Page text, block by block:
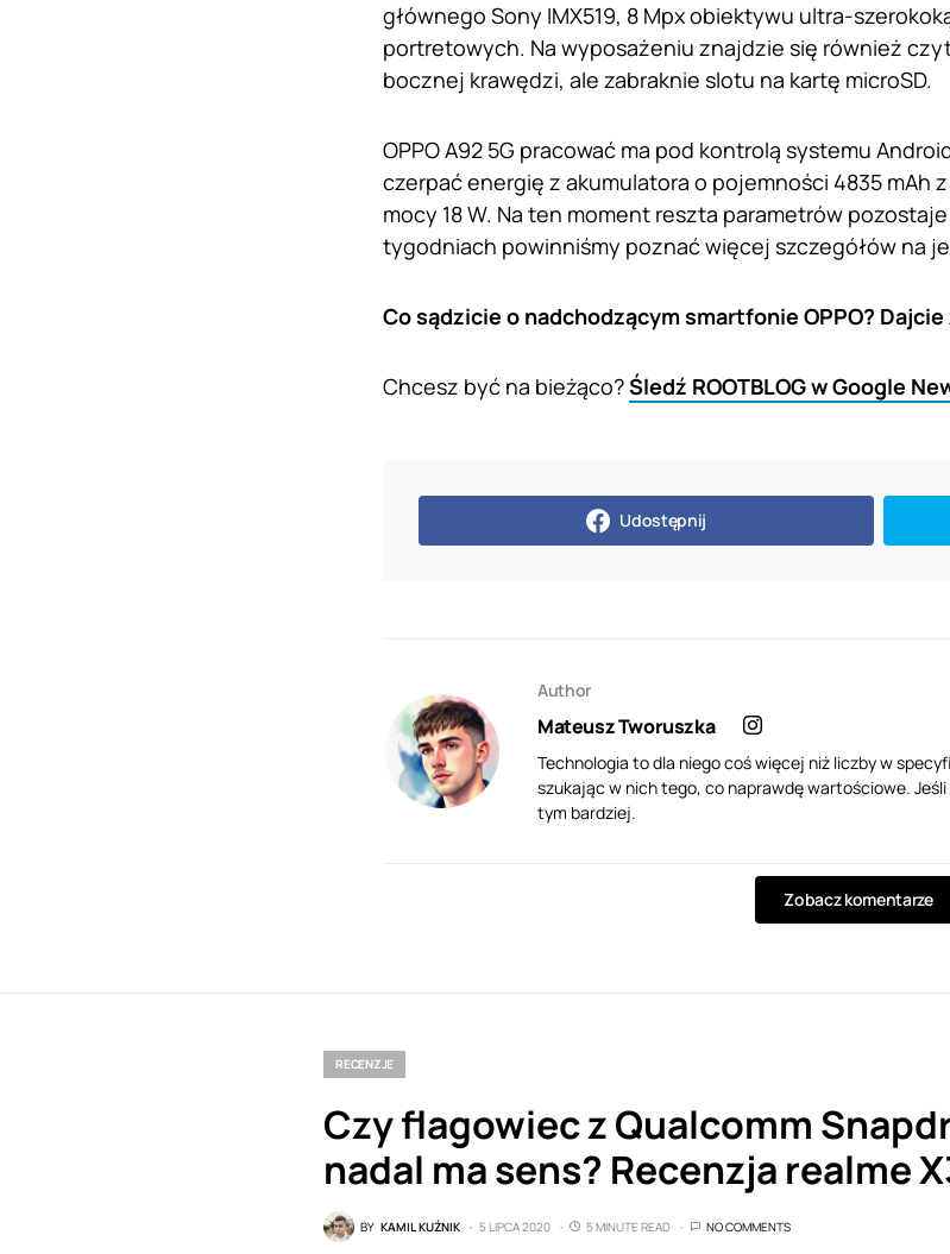
głównego Sony IMX519, 8 Mpx obiektywu ultra-
portretowych. Na wyposażeniu znajdzie się również
bocznej krawędzi, ale zabraknie slotu na kartę microSD.
OPPO A92 5G pracować ma pod kontrolą systemu
czerpać energię z akumulatora o pojemności 4835 mAh
mocy 18 W. Na ten moment reszta parametrów
tygodniach powinniśmy poznać więcej szczegółów na
Co sądzicie o nadchodzącym smartfonie OPPO?
Chcesz być na bieżąco?Śledź ROOTBLOG w Google
Udostępnij
Author
Mateusz Tworuszka
Technologia to dla niego coś więcej niż liczby w
szukając w nich tego, co naprawdę wartościowe.
tym bardziej.
Zobacz komentarze
RECENZJE
Czy flagowiec z Qualcomm
nadal ma sens? Recenzja realme
BY KAMIL KUŹNIK 5 LIPCA 2020 5 MINUTE READ NO COMMENTS